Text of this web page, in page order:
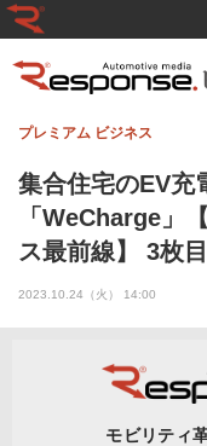
集合住宅のEV充
「WeCharge」
ス最前線】 3枚
プレミアム ビジネス
2023.10.24（火） 14:00
モビリティ